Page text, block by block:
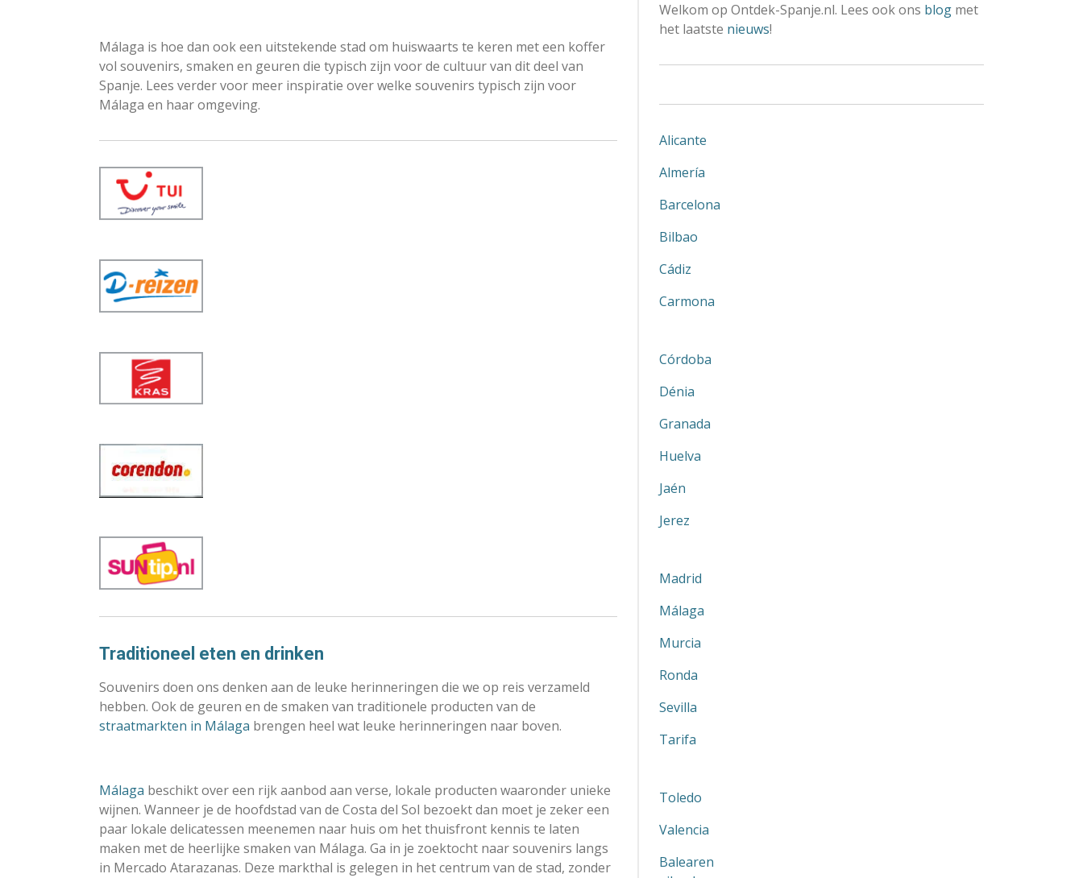
Málaga is hoe dan ook een uitstekende stad om huiswaarts te keren met een koffer
vol souvenirs, smaken en geuren die typisch zijn voor de cultuur van dit deel van
Spanje. Lees verder voor meer inspiratie over welke souvenirs typisch zijn voor
Málaga en haar omgeving.
Traditioneel eten en drinken
Souvenirs doen ons denken aan de leuke herinneringen die we op reis verzameld
hebben. Ook de geuren en de smaken van traditionele producten van de
straatmarkten in Málaga brengen heel wat leuke herinneringen naar boven.
Málaga beschikt over een rijk aanbod aan verse, lokale producten waaronder unieke
wijnen. Wanneer je de hoofdstad van de Costa del Sol bezoekt dan moet je zeker een
paar lokale delicatessen meenemen naar huis om het thuisfront kennis te laten
maken met de heerlijke smaken van Málaga. Ga in je zoektocht naar souvenirs langs
in Mercado Atarazanas. Deze markthal is gelegen in het centrum van de stad, zonder
Welkom op Ontdek-Spanje.nl. Lees ook ons blog met
het laatste nieuws!
Alicante
Almería
Barcelona
Bilbao
Cádiz
Carmona
Córdoba
Dénia
Granada
Huelva
Jaén
Jerez
Madrid
Málaga
Murcia
Ronda
Sevilla
Tarifa
Toledo
Valencia
Balearen